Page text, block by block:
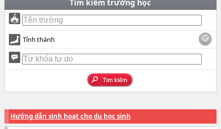
Tìm kiếm trường học
Tỉnh thành
Hướng dẫn sinh hoạt cho du học sinh